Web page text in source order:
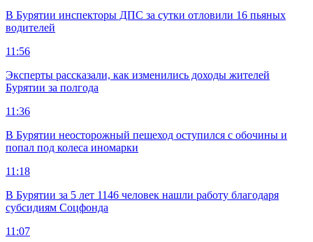
В Бурятии инспекторы ДПС за сутки отловили 16 пьяных
водителей
11:56
Эксперты рассказали, как изменились доходы жителей
Бурятии за полгода
11:36
В Бурятии неосторожный пешеход оступился с обочины и
попал под колеса иномарки
11:18
В Бурятии за 5 лет 1146 человек нашли работу благодаря
субсидиям Соцфонда
11:07